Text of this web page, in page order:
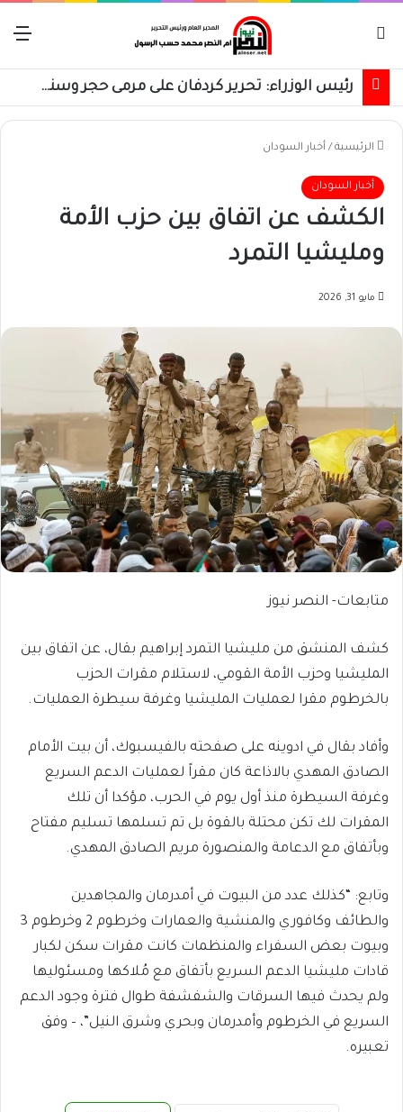
رئيس الوزراء: تحرير كردفان على مرمى حجر وسنسترد كل شبر
الرئيسية / أخبار السودان
أخبار السودان
الكشف عن اتفاق بين حزب الأمة
ومليشيا التمرد
مايو 31, 2026
متابعات- النصر نيوز
كشف المنشق من مليشيا التمرد إبراهيم بقال، عن اتفاق بين
المليشيا وحزب الأمة القومي، لاستلام مقرات الحزب
بالخرطوم مقرا لعمليات المليشيا وغرفة سيطرة العمليات.
وأفاد بقال في ادوينه على صفحته بالفيسبوك، أن بيت الأمام
الصادق المهدي بالاذاعة كان مقراً لعمليات الدعم السريع
وغرفة السيطرة منذ أول يوم في الحرب، مؤكدا أن تلك
المقرات لك تكن محتلة بالقوة بل تم تسلمها تسليم مفتاح
وبأتفاق مع الدعامة والمنصورة مريم الصادق المهدي.
وتابع: “كذلك عدد من البيوت في أمدرمان والمجاهدين
والطائف وكافوري والمنشية والعمارات وخرطوم 2 وخرطوم 3
وبيوت بعض السفراء والمنظمات كانت مقرات سكن لكبار
قادات مليشيا الدعم السريع بأتفاق مع مُلاكها ومسئوليها
ولم يحدث فيها السرقات والشفشفة طوال فترة وجود الدعم
السريع في الخرطوم وأمدرمان وبحري وشرق النيل”، – وفق
تعبيره.